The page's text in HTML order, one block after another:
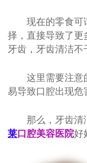
现在的零食可谓
择，直接导致了
牙齿，牙齿清洁不
这里需要注意的
易导致口腔出现危
那么，牙齿清
莱口腔美容医院好